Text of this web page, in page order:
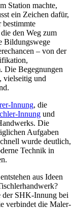
Station machte,
ein Zeichen dafür,
bestimmte
den Weg zum
Bildungswege
– von der
Die Begegnungen
vielseitig und
Innung, die
Innung und
Die
Aufgaben
wurde deutlich,
Technik in
aus Ideen
der SHK-Innung bei
verbindet die Maler-